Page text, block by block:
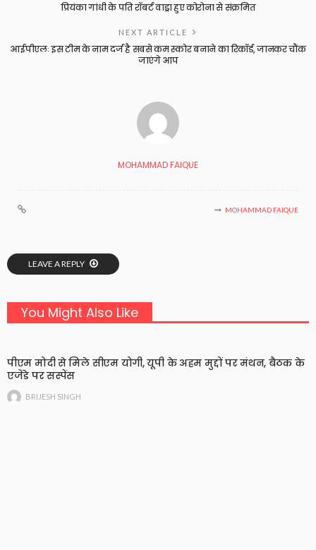
प्रियंका गांधी के पति रॉबर्ट वाड्रा हुए कोरोना से संक्रमित
NEXT ARTICLE
आईपीएलः इस टीम के नाम दर्ज है सबसे कम स्कोर बनाने का रिकॉर्ड, जानकर चौंक
जाएंगे आप
MOHAMMAD FAIQUE
MOHAMMAD FAIQUE
LEAVE A REPLY
You Might Also Like
पीएम मोदी से मिले सीएम योगी, यूपी के अहम मुद्दों पर मंथन, बैठक के
एजेंडे पर सस्पेंस
BRIJESH SINGH